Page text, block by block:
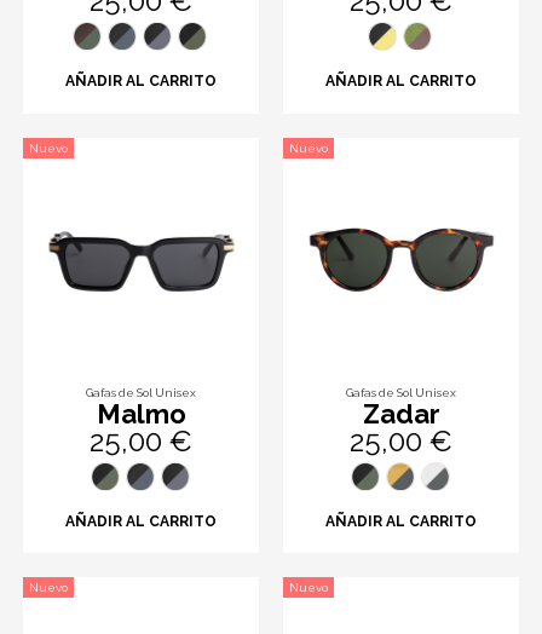
AÑADIR AL CARRITO AÑADIR AL CARRITO
Nuevo
Gafas de Sol Unisex
Malmo
25,00 €
AÑADIR AL CARRITO
Nuevo
Gafas de Sol Unisex
Zadar
25,00 €
AÑADIR AL CARRITO
Nuevo Nuevo